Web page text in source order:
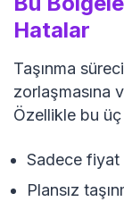
Hatalar
Taşınma
zorlaşmasına
Özellikle bu üç
Sadece fiyat
Plansız